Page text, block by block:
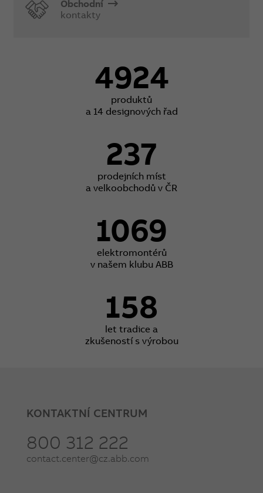
Obchodní
kontakty
4924
produktů
a 14 designových řad
237
prodejních míst
a velkoobchodů v ČR
1069
elektromontérů
v našem klubu ABB
158
let tradice a
zkušeností s výrobou
KONTAKTNÍ CENTRUM
800 312 222
contact.center@cz.abb.com